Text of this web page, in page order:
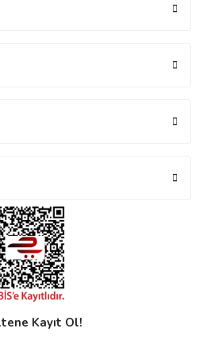
Kayıt Ol!